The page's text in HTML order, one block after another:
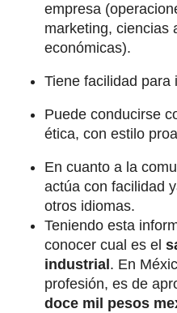
empresa
marketing, ciencias
económicas).
Tiene facilidad para
Puede conducirse
ética, con estilo
En cuanto a la
actúa con facilidad
otros idiomas.
Teniendo esta
conocer cual es el
industrial . En
profesión, es de
doce mil pesos